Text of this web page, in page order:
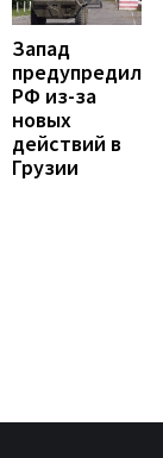
Запад
предупредил
РФ из-за
новых
действий в
Грузии